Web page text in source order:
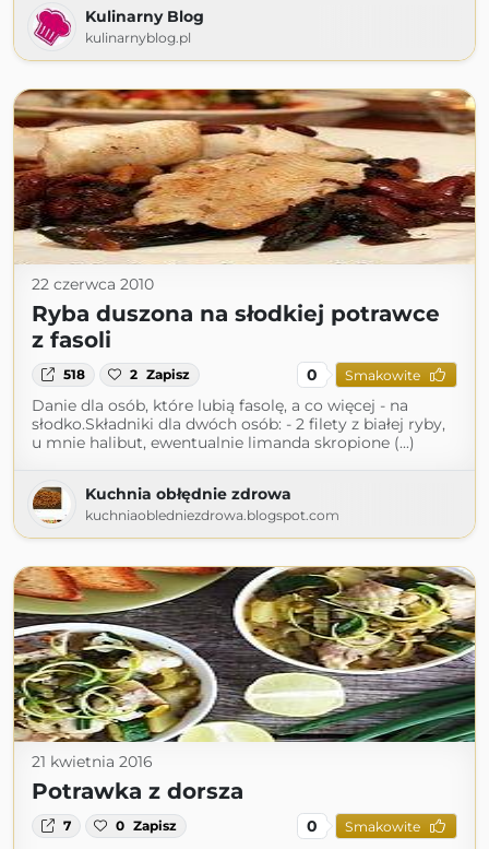
Kulinarny Blog
kulinarnyblog.pl
22 czerwca 2010
Ryba duszona na słodkiej potrawce
z fasoli
518 2 Zapisz 0 Smakowite
Danie dla osób, które lubią fasolę, a co więcej - na
słodko.Składniki dla dwóch osób: - 2 filety z białej ryby,
u mnie halibut, ewentualnie limanda skropione (...)
Kuchnia obłędnie zdrowa
kuchniaobledniezdrowa.blogspot.com
21 kwietnia 2016
Potrawka z dorsza
7 0 Zapisz 0 Smakowite